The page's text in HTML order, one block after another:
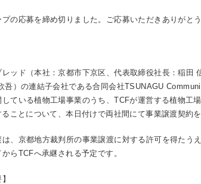
の応募を締め切りました。ご応募いただきありがとう
ッド（本社：京都市下京区、代表取締役社長：稲田
吾）の連結子会社である合同会社TSUNAGU
している植物工場事業のうち、TCFが運営する植物
ることについて、本日付けで両社間にて事業譲渡契約
、京都地方裁判所の事業譲渡に対する許可を得たう
らTCFへ承継される予定です。